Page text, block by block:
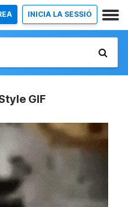
INICIA LA SESSIÓ
GIF